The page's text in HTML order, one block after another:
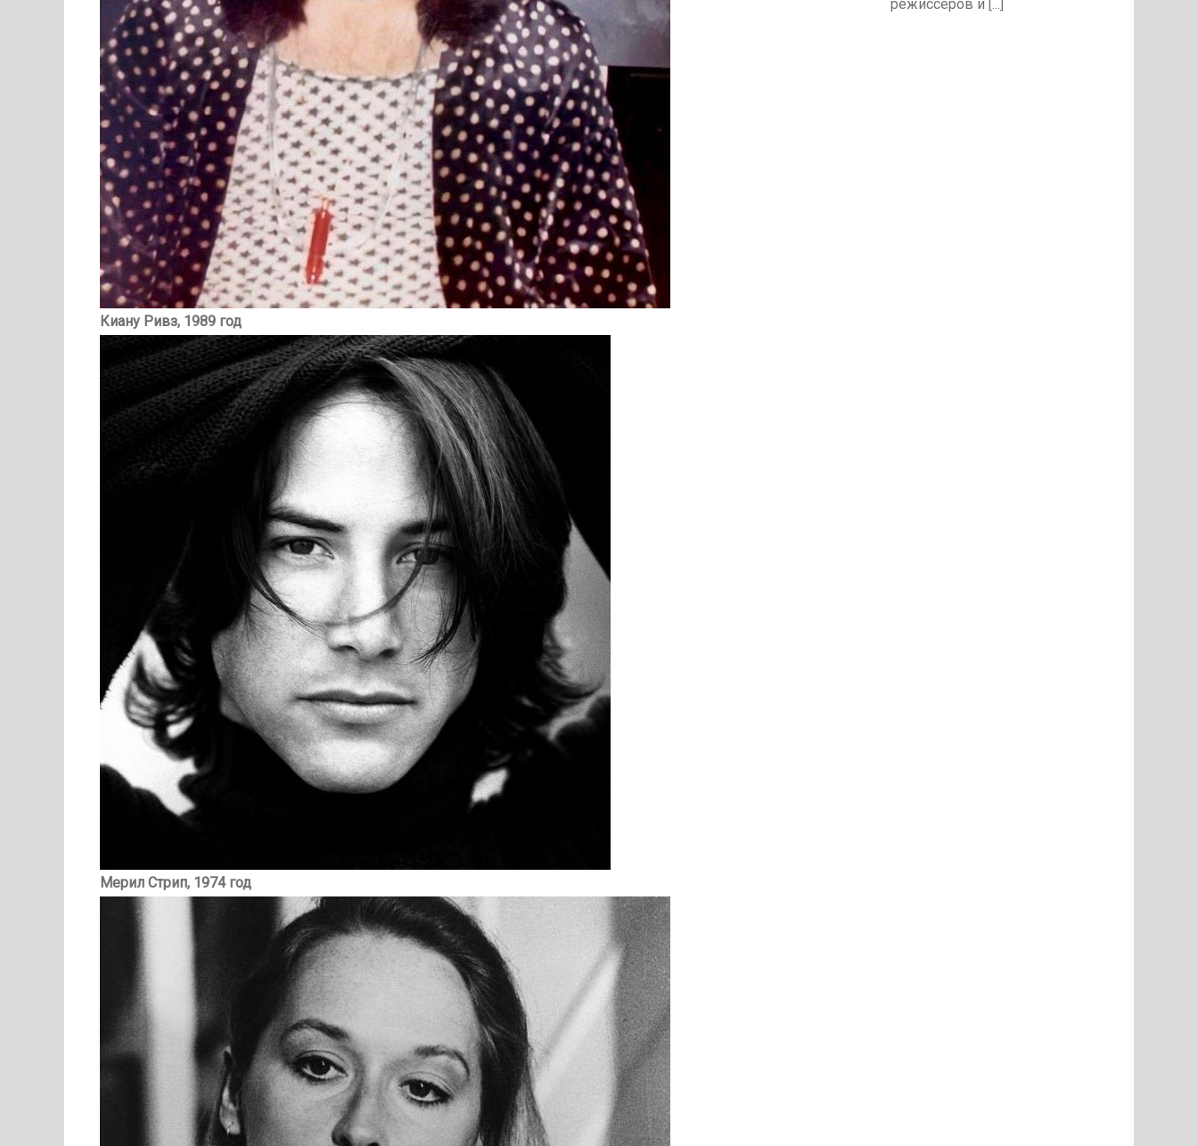
Киану Ривз, 1989 год
Мерил Стрип, 1974 год
режиссёров и [...]